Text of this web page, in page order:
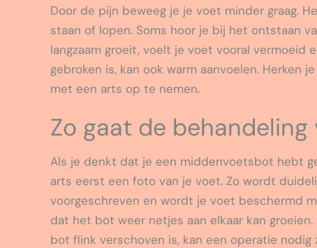
Door de pijn beweeg je je voet minder graag.
staan of lopen. Soms hoor je bij het ontstaan
langzaam groeit, voelt je voet vooral vermoeid
gebroken is, kan ook warm aanvoelen. Herken
met een arts op te nemen.
Zo gaat de
Als je denkt dat je een middenvoetsbot hebt
arts eerst een foto van je voet. Zo wordt
voorgeschreven en wordt je voet beschermd
dat het bot weer netjes aan elkaar kan
bot flink verschoven is, kan een operatie